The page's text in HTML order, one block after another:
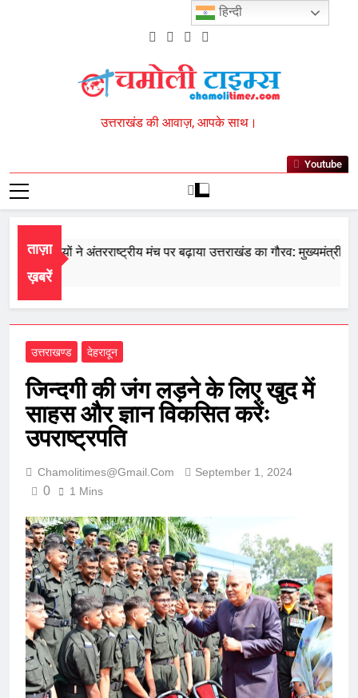
Chamoli Times
उत्तराखंड की आवाज़, आपके साथ।
Youtube
ताज़ा
ख़बरें
खिलाड़ियों ने अंतरराष्ट्रीय मंच पर बढ़ाया उत्तराखंड का गौरव: मुख्यमंत्री
7, 2026
उत्तराखण्ड देहरादून
जिन्दगी की जंग लड़ने के लिए खुद में
साहस और ज्ञान विकसित करेंः
उपराष्ट्रपति
Chamolitimes@gmail.com September 1, 2024
0 1 Mins
हिन्दी